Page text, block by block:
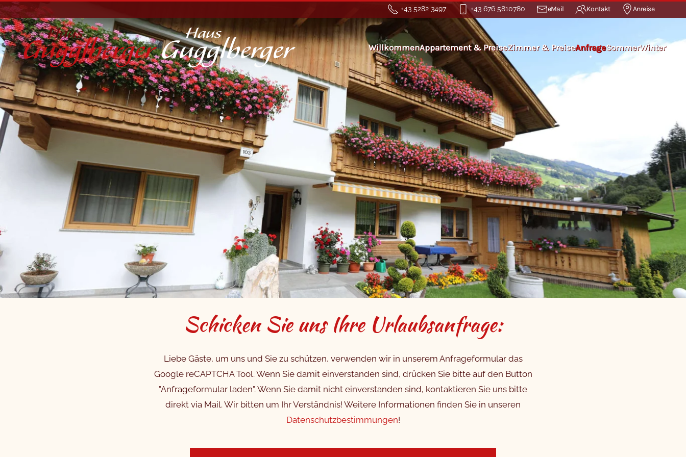
Zum Hauptinhalt springen
+43 5282 3497 +43 676 5810780 eMail Kontakt Anreise
WillkommenAppartement & PreiseZimmer & PreiseAnfrageSommerWinter
Schicken Sie uns Ihre Urlaubsanfrage:
Liebe Gäste, um uns und Sie zu schützen, verwenden wir in unserem Anfrageformular das
Google reCAPTCHA Tool. Wenn Sie damit einverstanden sind, drücken Sie bitte auf den Button
"Anfrageformular laden". Wenn Sie damit nicht einverstanden sind, kontaktieren Sie uns bitte
direkt via Mail. Wir bitten um Ihr Verständnis! Weitere Informationen finden Sie in unseren
Datenschutzbestimmungen!